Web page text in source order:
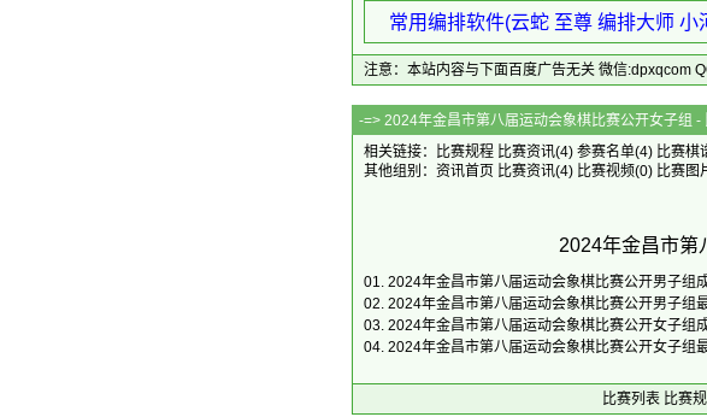
常用编排软件(云蛇 至尊 编排大师
注意：本站内容与下面百度广告无关 微信:dpxqcom
-=> 2024年金昌市第八届运动
相关链接：
比赛规程 比赛资讯(4) 参赛名单(4) 比赛棋
其他组别： 资讯首页 比赛资讯(4) 比赛视频(0) 比赛图
2024年金昌市第
01. 2024年金昌市第八届运动会象棋比赛公开男子组
02. 2024年金昌市第八届运动会象棋比赛公开男子组
03. 2024年金昌市第八届运动会象棋比赛公开女子组
04. 2024年金昌市第八届运动会象棋比赛公开女子组
比赛列表 比赛